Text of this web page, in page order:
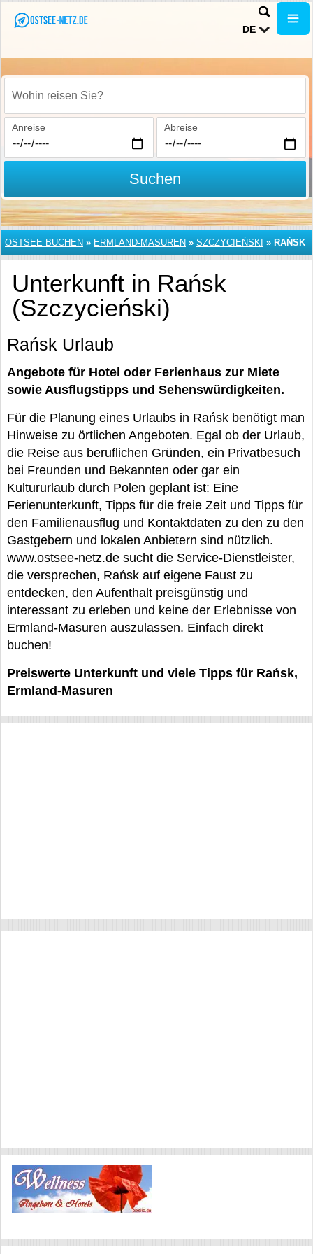
DE
Wohin reisen Sie?
Anreise Abreise
Suchen
OSTSEE BUCHEN » ERMLAND-MASUREN » SZCZYCIEŃSKI » RAŃSK
Unterkunft in Rańsk
(Szczycieński)
Rańsk Urlaub
Angebote für Hotel oder Ferienhaus zur Miete
sowie Ausflugstipps und Sehenswürdigkeiten.
Für die Planung eines Urlaubs in Rańsk benötigt man
Hinweise zu örtlichen Angeboten. Egal ob der Urlaub,
die Reise aus beruflichen Gründen, ein Privatbesuch
bei Freunden und Bekannten oder gar ein
Kultururlaub durch Polen geplant ist: Eine
Ferienunterkunft, Tipps für die freie Zeit und Tipps für
den Familienausflug und Kontaktdaten zu den zu den
Gastgebern und lokalen Anbietern sind nützlich.
www.ostsee-netz.de sucht die Service-Dienstleister,
die versprechen, Rańsk auf eigene Faust zu
entdecken, den Aufenthalt preisgünstig und
interessant zu erleben und keine der Erlebnisse von
Ermland-Masuren auszulassen. Einfach direkt
buchen!
Preiswerte Unterkunft und viele Tipps für Rańsk,
Ermland-Masuren